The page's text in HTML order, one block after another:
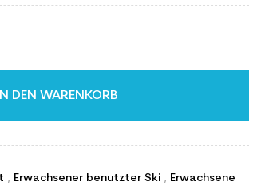
IN DEN WARENKORB
, Erwachsener benutzter Ski , Erwachsene